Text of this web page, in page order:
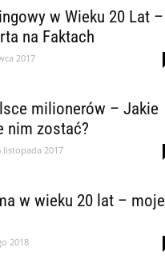
w Wieku 20 Lat –
na Faktach
2017
milionerów – Jakie
nim zostać?
listopada 2017
w wieku 20 lat – moje
2018